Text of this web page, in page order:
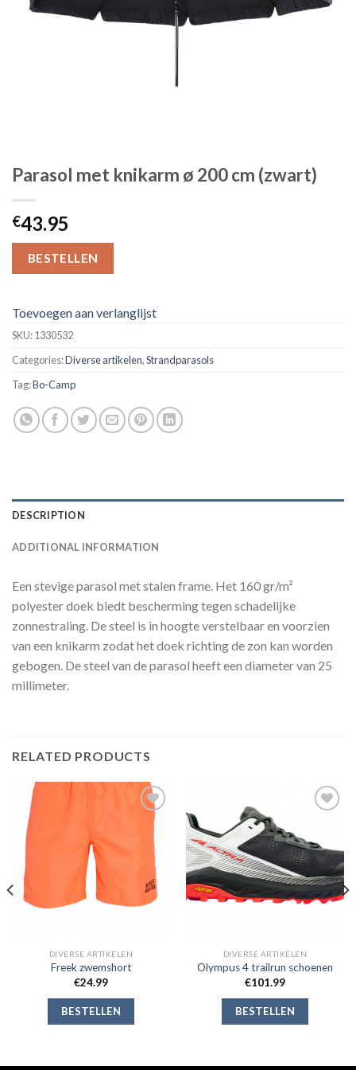
Parasol met knikarm ø 200 cm (zwart)
€43.95
BESTELLEN
Toevoegen aan verlanglijst
SKU:1330532
Categories:Diverse artikelen,Strandparasols
Tag:Bo-Camp
DESCRIPTION
ADDITIONAL INFORMATION
Een stevige parasol met stalen frame. Het 160 gr/m²
polyester doek biedt bescherming tegen schadelijke
zonnestraling. De steel is in hoogte verstelbaar en voorzien
van een knikarm zodat het doek richting de zon kan worden
gebogen. De steel van de parasol heeft een diameter van 25
millimeter.
RELATED PRODUCTS
Toevoegen
verlanglijst
DIVERSE ARTIKELEN
Freek zwemshort
€24.99
BESTELLEN
verlanglijst
DIVERSE ARTIKELEN
Olympus 4 trailrun schoenen
€101.99
BESTELLEN